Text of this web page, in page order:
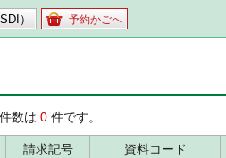
） 予約かごへ
数は 0 件です。
請求記号
資料コード